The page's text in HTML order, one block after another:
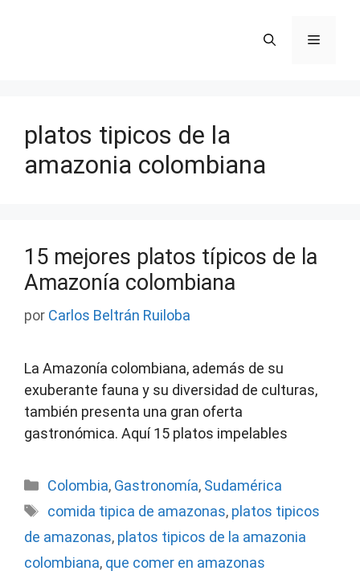
Menú
platos tipicos de la
amazonia colombiana
15 mejores platos típicos de la
Amazonía colombiana
por Carlos Beltrán Ruiloba
La Amazonía colombiana, además de su
exuberante fauna y su diversidad de culturas,
también presenta una gran oferta
gastronómica. Aquí 15 platos impelables
Categorías
Colombia, Gastronomía, Sudamérica
Etiquetas
comida tipica de amazonas, platos tipicos
de amazonas, platos tipicos de la amazonia
colombiana, que comer en amazonas